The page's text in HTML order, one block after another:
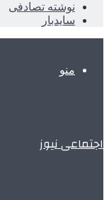
نوشته تصادفی
سایدبار
منو
اجتماعی نیوز